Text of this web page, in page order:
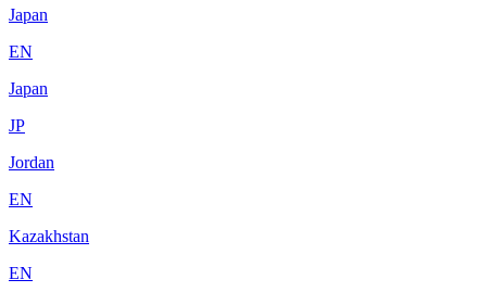
Japan
EN
Japan
JP
Jordan
EN
Kazakhstan
EN